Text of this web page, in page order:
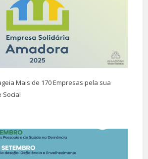
Mais de 170 Empresas pela sua
Social